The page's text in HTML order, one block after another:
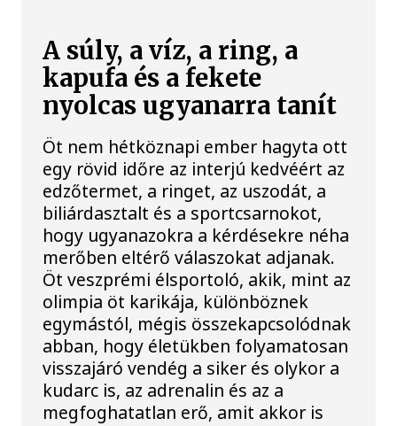
A súly, a víz, a ring, a
kapufa és a fekete
nyolcas ugyanarra tanít
Öt nem hétköznapi ember hagyta ott
egy rövid időre az interjú kedvéért az
edzőtermet, a ringet, az uszodát, a
biliárdasztalt és a sportcsarnokot,
hogy ugyanazokra a kérdésekre néha
merőben eltérő válaszokat adjanak.
Öt veszprémi élsportoló, akik, mint az
olimpia öt karikája, különböznek
egymástól, mégis összekapcsolódnak
abban, hogy életükben folyamatosan
visszajáró vendég a siker és olykor a
kudarc is, az adrenalin és az a
megfoghatatlan erő, amit akkor is